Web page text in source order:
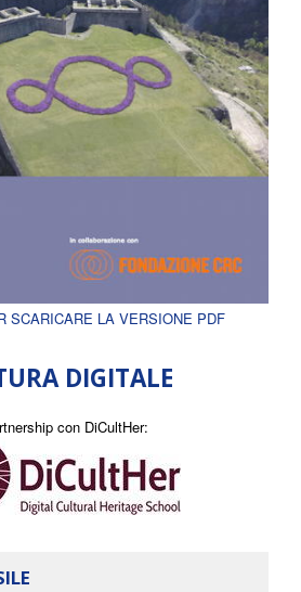
SCARICARE LA VERSIONE PDF
DIGITALE
con DiCultHer: